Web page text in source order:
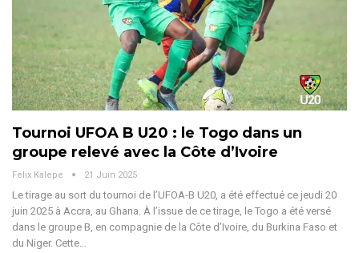
Tournoi UFOA B U20 : le Togo dans un
groupe relevé avec la Côte d’Ivoire
Felix Kalepe 21 Juin 2025
Le tirage au sort du tournoi de l’UFOA-B U20, a été effectué ce jeudi 20
juin 2025 à Accra, au Ghana. À l’issue de ce tirage, le Togo a été versé
dans le groupe B, en compagnie de la Côte d’Ivoire, du Burkina Faso et
du Niger. Cette…